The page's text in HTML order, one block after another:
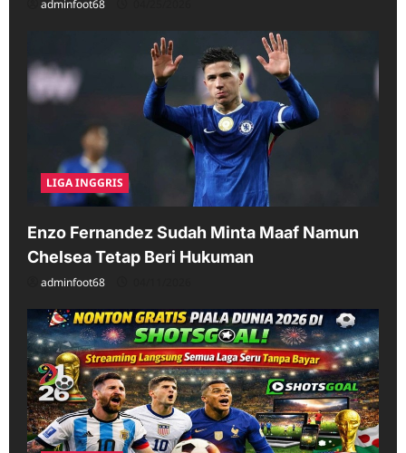
adminfoot68
LIGA INGGRIS
Enzo Fernandez Sudah Minta Maaf Namun
Chelsea Tetap Beri Hukuman
adminfoot68